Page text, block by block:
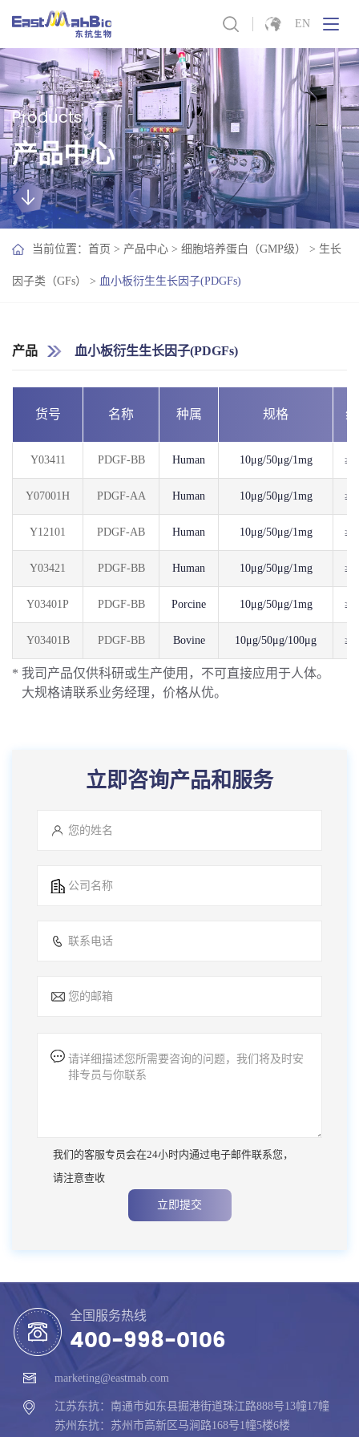
EN
Products
产品中心
当前位置： 首页 > 产品中心 > 细胞培养蛋白（GMP级） > 生长
因子类（GFs） > 血小板衍生生长因子(PDGFs)
产品 血小板衍生生长因子(PDGFs)
货号 名称 种属 规格
Y03411 PDGF-BB Human 10μg/50μg/1mg
Y07001H PDGF-AA Human 10μg/50μg/1mg
Y12101 PDGF-AB Human 10μg/50μg/1mg
Y03421 PDGF-BB Human 10μg/50μg/1mg
Y03401P PDGF-BB Porcine 10μg/50μg/1mg
Y03401B PDGF-BB Bovine 10μg/50μg/100μg
* 我司产品仅供科研或生产使用，不可直接应用于人体。
大规格请联系业务经理，价格从优。
立即咨询产品和服务
我们的客服专员会在24小时内通过电子邮件联系您，
请注意查收
立即提交
全国服务热线
400-998-0106
marketing@eastmab.com
江苏东抗：南通市如东县掘港街道珠江路888号13幢17幢
苏州东抗：苏州市高新区马涧路168号1幢5楼6楼